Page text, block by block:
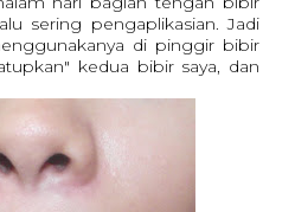
sering pengaplikasian. Jadi
di pinggir bibir
kedua bibir saya, dan